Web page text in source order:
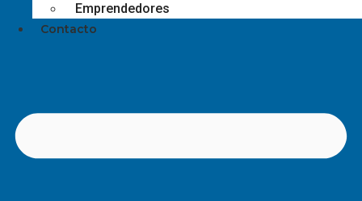
Emprendedores
Contacto